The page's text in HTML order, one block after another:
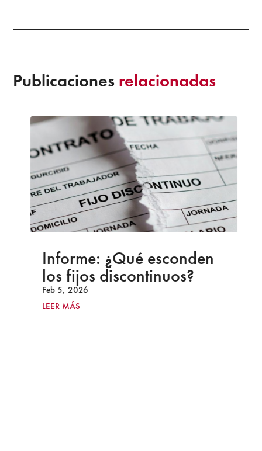
Publicaciones relacionadas
Informe: ¿Qué esconden
los fijos discontinuos?
Feb 5, 2026
LEER MÁS